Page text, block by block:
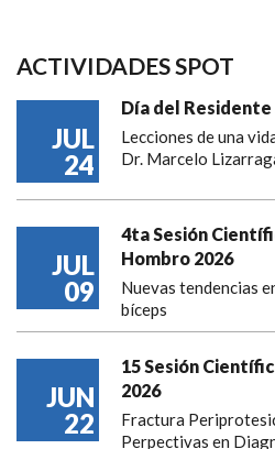
ACTIVIDADES SPOT
JUL
24
Día del Residente
Lecciones de una
Dr. Marcelo
JUL
09
4ta Sesión
Hombro 2026
Nuevas tendencias
bíceps
JUN
22
15 Sesión
2026
Fractura
Perpectivas en